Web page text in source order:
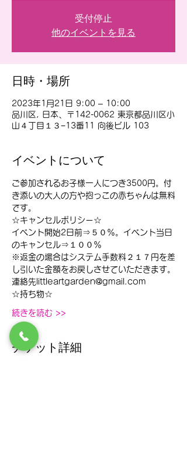
受付停止
他のイベントを見る
日時・場所
2023年1月21日 9:00 – 10:00
品川区, 日本、〒142-0062 東京都品川区小
山４丁目１３−13番11 向後ビル 103
イベントについて
ご参加されるお子様一人につき3500円。付
き添いの大人の方や抱っこの赤ちゃんは無料
です。
☆キャンセルポリシー☆
イベント開始2日前⇒５０％。イベント当日
のキャンセル⇒１００％
※返金の場合はシステム手数料２１７円を差
し引いた金額をお戻しさせていただきます。
連絡先littleartgarden@gmail.com
☆持ち物☆
続きを読む >>
チケット詳細